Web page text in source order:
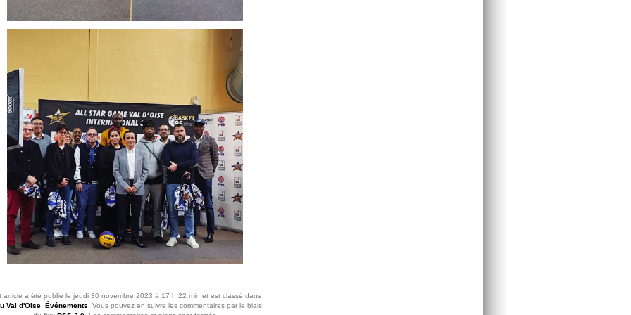
article a été publié le jeudi 30 novembre 2023 à 17 h 22 min et est classé dans
Val d'Oise Événements . Vous pouvez en suivre les commentaires par le biais